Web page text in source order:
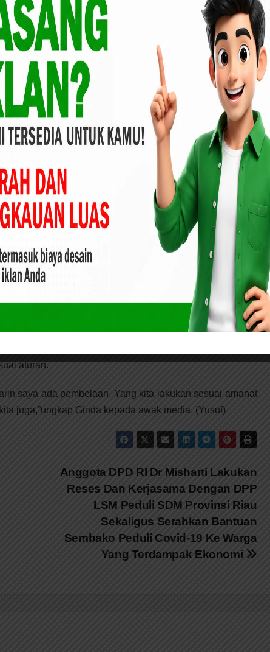
jalannya proses pengaduan ini sampai tuntas.
selaku pimpinan akan menyampaikan atau
BK untuk melakukan tugas-tugasnya. Khususnya
12 anggota dewan tersebut,” pungkasnya,
ini segera disampaikan kepada BK hari ini, Jumat
Kota Pekanbaru, Ginda Burnama mengaku belum
tidak ada larangan tiap anggota dewan bila
bagi dirinya.
DPRD Kota Pekanbaru, Lindawati ; Merasa
Kedepannya Kegiatan Study Tour Keluar Kota
seperti apa. Namun jika yang dipersoalkan mengenai
kok. Yang jelas saya sebagai pribadi dan pimpinan
terkait penandatanganan surat masuk dan keluar,”
apa yang dirinya lakukan tentunya sudah
aturan.
saya ada pembelaan. Yang kita lakukan sesuai amanat
juga,”ungkap Ginda kepada awak media. (Yusuf)
Anggota DPD RI Dr Misharti Lakukan
Reses Dan Kerjasama Dengan DPP
LSM Peduli SDM Provinsi Riau
Sekaligus Serahkan Bantuan
Sembako Peduli Covid-19 Ke Warga
Yang Terdampak Ekonomi